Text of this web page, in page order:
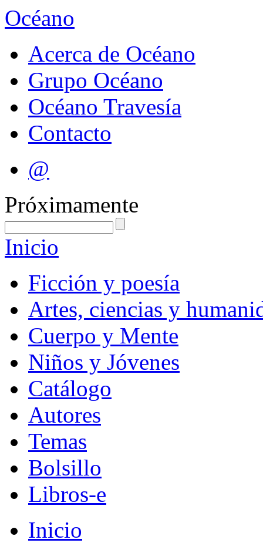
Océano
Acerca de Océano
Grupo Océano
Océano Travesía
Contacto
@
Próximamente
Inicio
Ficción y poesía
Artes, ciencias y
Cuerpo y Mente
Niños y Jóvenes
Catálogo
Autores
Temas
Bolsillo
Libros-e
Inicio